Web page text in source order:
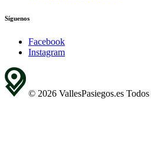
Síguenos
Facebook
Instagram
© 2026 VallesPasiegos.es